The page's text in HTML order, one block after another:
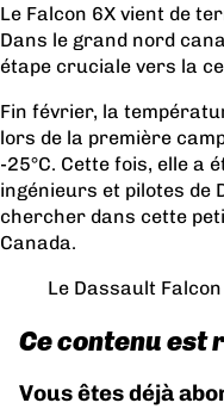
Le Falcon 6X vient de
Dans le grand nord
étape cruciale vers la
Fin février, la
lors de la première
-25°C. Cette fois, elle a
ingénieurs et pilotes de
chercher dans cette
Canada.
Le Dassault
Ce contenu est
Vous êtes déjà